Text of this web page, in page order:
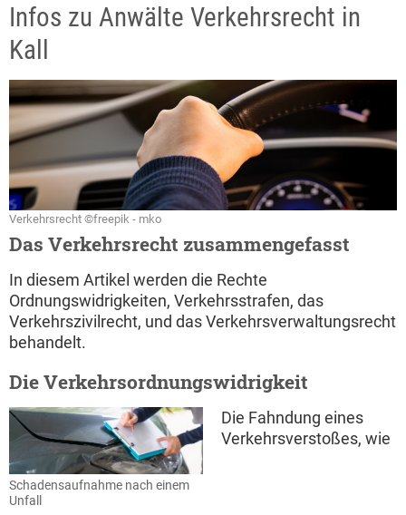
Infos zu Anwälte Verkehrsrecht in
Kall
Verkehrsrecht ©freepik - mko
Das Verkehrsrecht zusammengefasst
In diesem Artikel werden die Rechte
Ordnungswidrigkeiten, Verkehrsstrafen, das
Verkehrszivilrecht, und das Verkehrsverwaltungsrecht
behandelt.
Die Verkehrsordnungswidrigkeit
Schadensaufnahme nach einem
Unfall
Die Fahndung eines
Verkehrsverstoßes, wie